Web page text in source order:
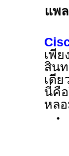
แพ
เพีย
สิน
เดี
นี่คื
หล
•